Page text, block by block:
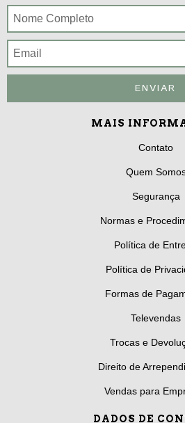
MAIS
Contato
Quem
Segurança
Normas e
Política de
Política de
Formas de
Televendas
Trocas e
Direito de
Vendas para
DADOS DE